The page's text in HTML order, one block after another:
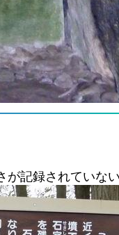
記録されていない